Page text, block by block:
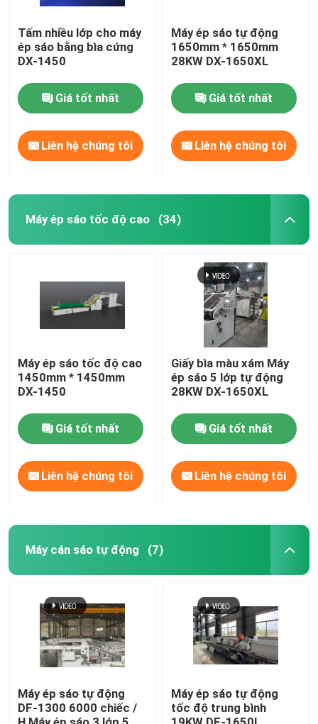
Tấm nhiều lớp cho máy
ép sáo bằng bìa cứng
DX-1450
Giá tốt nhất
Liên hệ chúng tôi
Máy ép sáo tự động
1650mm * 1650mm
28KW DX-1650XL
Giá tốt nhất
Liên hệ chúng tôi
Máy ép sáo tốc độ cao (34)
Máy ép sáo tốc độ cao
1450mm * 1450mm
DX-1450
Giá tốt nhất
Liên hệ chúng tôi
Giấy bìa màu xám Máy
ép sáo 5 lớp tự động
28KW DX-1650XL
Giá tốt nhất
Liên hệ chúng tôi
Máy cán sáo tự động (7)
Máy ép sáo tự động
DF-1300 6000 chiếc /
Máy ép sáo tự động
tốc độ trung bình